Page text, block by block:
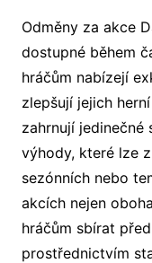
Odměny za akce
dostupné během
hráčům nabízejí
zlepšují jejich
zahrnují jedinečné
výhody, které lze
sezónních nebo
akcích nejen
hráčům sbírat
prostřednictvím